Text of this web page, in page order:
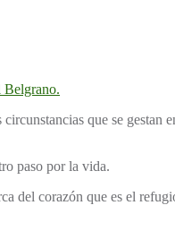
Belgrano.
que se gestan
paso por la vida.
del corazón que es el